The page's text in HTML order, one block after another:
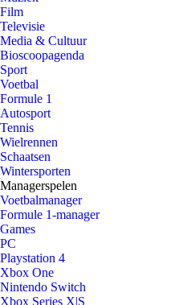
Film
Televisie
Media & Cultuur
Bioscoopagenda
Sport
Voetbal
Formule 1
Autosport
Tennis
Wielrennen
Schaatsen
Wintersporten
Managerspelen
Voetbalmanager
Formule 1-manager
Games
PC
Playstation 4
Xbox One
Nintendo Switch
Xbox Series X|S